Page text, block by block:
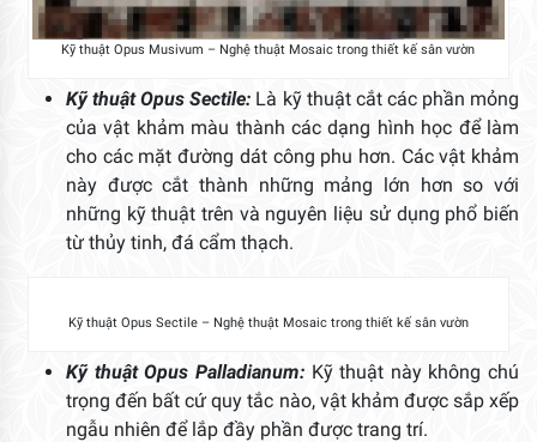
Kỹ thuật Opus Musivum – Nghệ thuật Mosaic trong thiết kế sân vườn
Kỹ thuật Opus Sectile: Là kỹ thuật cắt các phần mỏng
của vật khảm màu thành các dạng hình học để làm
cho các mặt đường dát công phu hơn. Các vật khảm
này được cắt thành những mảng lớn hơn so với
những kỹ thuật trên và nguyên liệu sử dụng phổ biến
từ thủy tinh, đá cẩm thạch.
Kỹ thuật Opus Sectile – Nghệ thuật Mosaic trong thiết kế sân vườn
Kỹ thuật Opus Palladianum:Kỹ thuật này không chú
trọng đến bất cứ quy tắc nào, vật khảm được sắp xếp
ngẫu nhiên để lắp đầy phần được trang trí.